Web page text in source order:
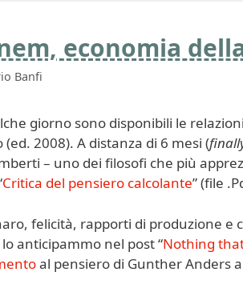
economia
Banfi
giorno sono disponibili le
(ed. 2008). A distanza di 6 mesi (
– uno dei filosofi che più
Critica del pensiero calcolante” (file
felicità, rapporti di produzione e
anticipammo nel post “Nothing
al pensiero di Gunther Anders